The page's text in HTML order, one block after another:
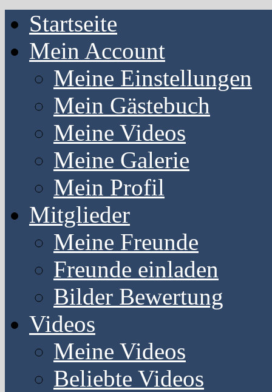
Startseite
Mein Account
Meine Einstellungen
Mein Gästebuch
Meine Videos
Meine Galerie
Mein Profil
Mitglieder
Meine Freunde
Freunde einladen
Bilder Bewertung
Videos
Meine Videos
Beliebte Videos